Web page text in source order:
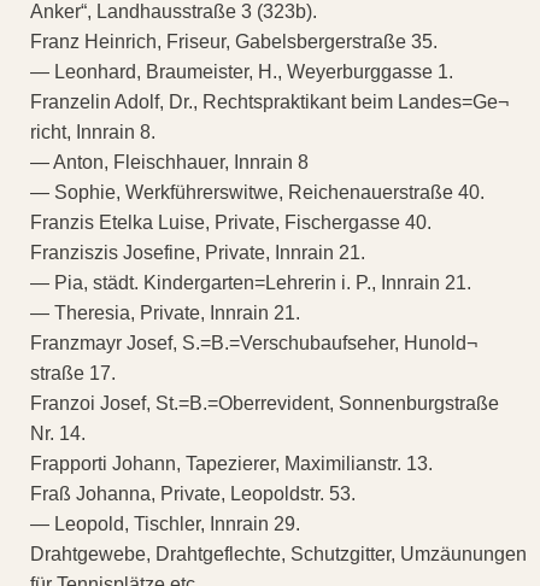
Anker“, Landhausstraße 3 (323b).
Franz Heinrich, Friseur, Gabelsbergerstraße 35.
— Leonhard, Braumeister, H., Weyerburggasse 1.
Franzelin Adolf, Dr., Rechtspraktikant beim Landes=Ge¬
richt, Innrain 8.
— Anton, Fleischhauer, Innrain 8
— Sophie, Werkführerswitwe, Reichenauerstraße 40.
Franzis Etelka Luise, Private, Fischergasse 40.
Franziszis Josefine, Private, Innrain 21.
— Pia, städt. Kindergarten=Lehrerin i. P., Innrain 21.
— Theresia, Private, Innrain 21.
Franzmayr Josef, S.=B.=Verschubaufseher, Hunold¬
straße 17.
Franzoi Josef, St.=B.=Oberrevident, Sonnenburgstraße
Nr. 14.
Frapporti Johann, Tapezierer, Maximilianstr. 13.
Fraß Johanna, Private, Leopoldstr. 53.
— Leopold, Tischler, Innrain 29.
Drahtgewebe, Drahtgeflechte, Schutzgitter, Umzäunungen